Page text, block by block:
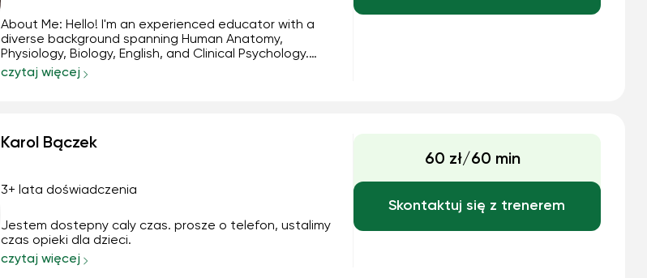
About Me: Hello! I'm an experienced educator with a
diverse background spanning Human Anatomy,
Physiology, Biology, English, and Clinical Psychology.
With a Master's degree in Clinical Psychology and a
czytaj więcej
Karol Bączek
3+ lata doświadczenia
Jestem dostepny caly czas. prosze o telefon, ustalimy
czas opieki dla dzieci.
czytaj więcej
60 zł/60 min
Skontaktuj się z trenerem